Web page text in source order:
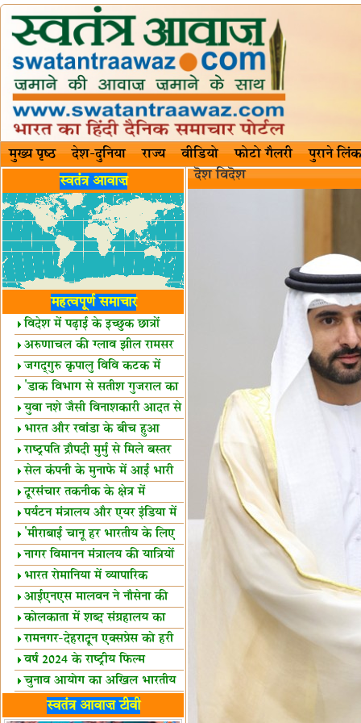
मुख्य पृष्ठ देश-दुनिया राज्य वीडियो फोटो गैलरी पुराने लिंक
स्वतंत्र आवाज़
महत्वपूर्ण समाचार
विदेश में पढ़ाई के इच्छुक छात्रों
केलिए खुशखबरी!
अरुणाचल की ग्लाव झील रामसर
स्थल घोषित
जगद्गुरु कृपालु विवि कटक में
शैक्षिक सत्र शुरू
'डाक विभाग से सतीश गुजराल का
रिश्ता गहरा'
युवा नशे जैसी विनाशकारी आदत से
दूर रहें-मोदी
भारत और रवांडा के बीच हुआ
व्यापार विस्तार
राष्ट्रपति द्रौपदी मुर्मु से मिले बस्तर
के प्रतिनिधि
सेल कंपनी के मुनाफे में आई भारी
उछाल!
दूरसंचार तकनीक के क्षेत्र में
उत्कृष्टता पुरस्कार
पर्यटन मंत्रालय और एयर इंडिया में
समझौता
'मीराबाई चानू हर भारतीय के लिए
प्रेरणा'
नागर विमानन मंत्रालय की यात्रियों
को सलाह
भारत रोमानिया में व्यापारिक
साझेदारियां
आईएनएस मालवन ने नौसेना की
ताकत बढ़ाई
कोलकाता में शब्द संग्रहालय का
उद्घाटन
रामनगर-देहरादून एक्सप्रेस को हरी
झंडीवर्ष 2024 के राष्ट्रीय फिल्म
पुरस्कारों की घोषणा
चुनाव आयोग का अखिल भारतीय
मीडिया सम्मेलन
भारत में केवड़े का अस्तित्‍व 24
स्वतंत्र आवाज़ टीवी
दॆश‍ विदॆश‌